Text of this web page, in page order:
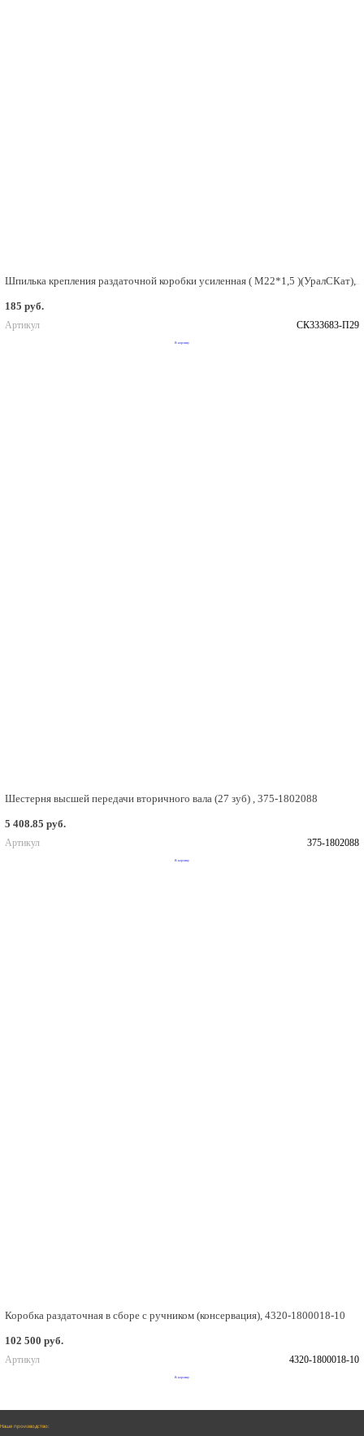
185 руб.
Артикул СК333683-П29
В корзину
Шестерня высшей передачи вторичного вала (27 зуб) , 375-1802088
5 408.85 руб.
Артикул 375-1802088
В корзину
Коробка раздаточная в сборе с ручником (консервация), 4320-1800018-10
102 500 руб.
Артикул 4320-1800018-10
В корзину
Наше производство: